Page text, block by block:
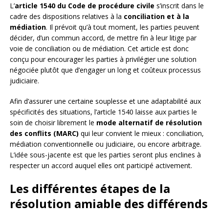
L’article 1540 du Code de procédure civile s’inscrit dans le
cadre des dispositions relatives à la conciliation et à la
médiation. Il prévoit qu’à tout moment, les parties peuvent
décider, d’un commun accord, de mettre fin à leur litige par
voie de conciliation ou de médiation. Cet article est donc
conçu pour encourager les parties à privilégier une solution
négociée plutôt que d’engager un long et coûteux processus
judiciaire.
Afin d’assurer une certaine souplesse et une adaptabilité aux
spécificités des situations, l’article 1540 laisse aux parties le
soin de choisir librement le mode alternatif de résolution
des conflits (MARC) qui leur convient le mieux : conciliation,
médiation conventionnelle ou judiciaire, ou encore arbitrage.
L’idée sous-jacente est que les parties seront plus enclines à
respecter un accord auquel elles ont participé activement.
Les différentes étapes de la
résolution amiable des différends